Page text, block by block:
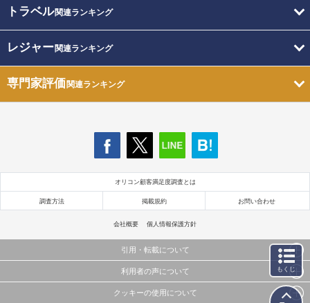
トラベル関連ランキング
レジャー関連ランキング
専門家評価関連ランキング
オリコン顧客満足度調査とは
調査方法 掲載規約 お問い合わせ
会社概要 個人情報保護方針
引用・転載について
当サイトで公開されている情報（文字、写真、イラスト、画像データ等）及びこれらの配置・
これらの情報を権利者の許可なく無断転載・複製などの二次利用を行うことは固く禁じており
利用者の声について
当サイトに掲載している内容はすべてサービスの利用者が提出された見解・感想です。
クッキーの使用について
もくじ